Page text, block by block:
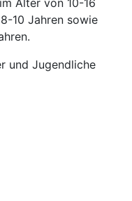
Alter von 10-16
10 Jahren sowie
und Jugendliche